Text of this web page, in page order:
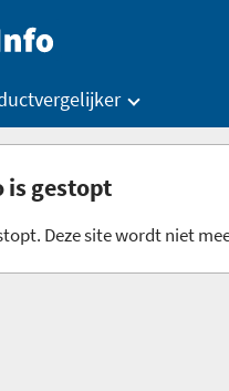
is gestopt
Deze site wordt niet